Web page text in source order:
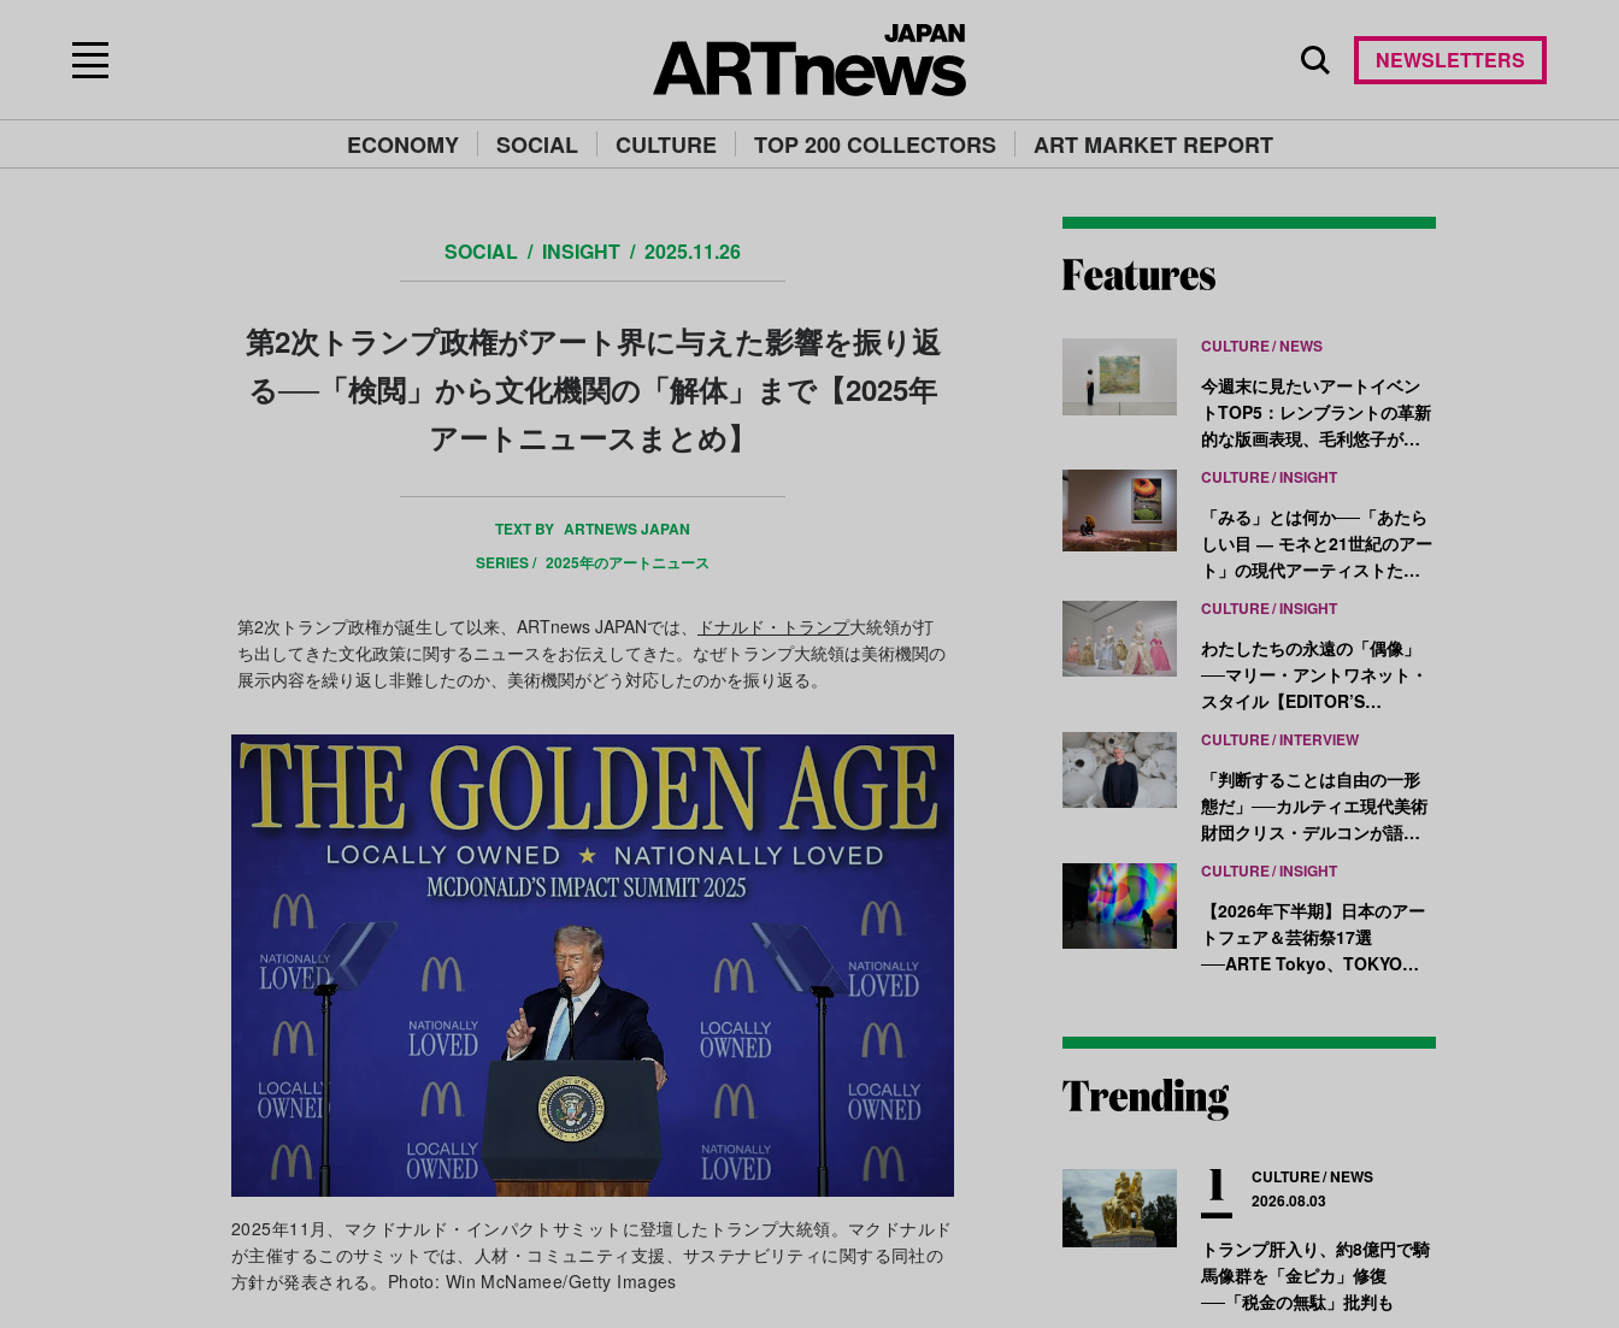
ECONOMY SOCIAL CULTURE TOP 200 COLLECTORS ART MARKET REPORT
NEWSLETTERS
SOCIAL INSIGHT 2025.11.26
第2次トランプ政権がアート界に与えた影響を振り返
る──「検閲」から文化機関の「解体」まで【2025年
アートニュースまとめ】
TEXT BY ARTNEWS JAPAN
SERIES / 2025年のアートニュース
第2次トランプ政権が誕生して以来、ARTnews JAPANでは、 ドナルド・トランプ大統領が打
ち出してきた文化政策に関するニュースをお伝えしてきた。なぜトランプ大統領は美術機関の
展示内容を繰り返し非難したのか、美術機関がどう対応したのかを振り返る。
2025年11月、マクドナルド・インパクトサミットに登壇したトランプ大統領。マクドナルド
が主催するこのサミットでは、人材・コミュニティ支援、サステナビリティに関する同社の
方針が発表される。Photo: Win McNamee/Getty Images
CULTURE NEWS
今週末に見たいアートイベン
トTOP5：レンブラントの革新
的な版画表現、毛利悠子がヴ
CULTURE INSIGHT
「みる」とは何か──「あたら
しい目 ― モネと21世紀のアー
ト」の現代アーティストたち
CULTURE INSIGHT
わたしたちの永遠の「偶像」
──マリー・アントワネット・
スタイル【EDITOR’S
CULTURE INTERVIEW
「判断することは自由の一形
態だ」──カルティエ現代美術
財団クリス・デルコンが語
CULTURE INSIGHT
【2026年下半期】日本のアー
トフェア＆芸術祭17選
──ARTE Tokyo、TOKYO
CULTURE NEWS
2026.08.03
トランプ肝入り、約8億円で騎
馬像群を「金ピカ」修復
──「税金の無駄」批判も